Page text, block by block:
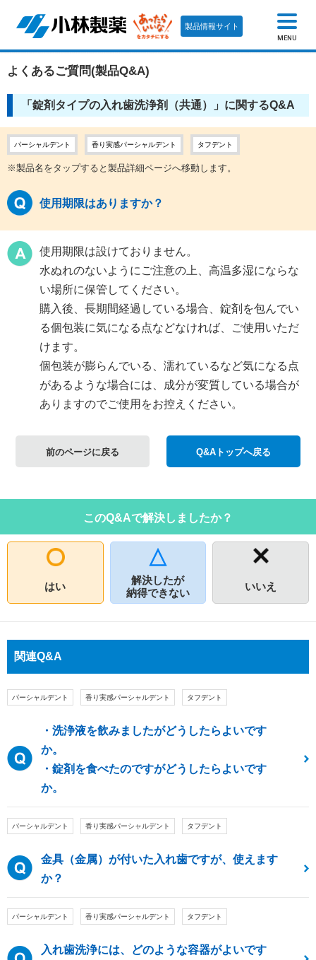
製品情報サイト
MENU
よくあるご質問(製品Q&A)
「錠剤タイプの入れ歯洗浄剤（共通）」に関するQ&A
パーシャルデント 香り実感パーシャルデント タフデント
※製品名をタップすると製品詳細ページへ移動します。
使用期限はありますか？
使用期限は設けておりません。
水ぬれのないようにご注意の上、高温多湿にならな
い場所に保管してください。
購入後、長期間経過している場合、錠剤を包んでい
る個包装に気になる点などなければ、ご使用いただ
けます。
個包装が膨らんでいる、濡れているなど気になる点
があるような場合には、成分が変質している場合が
ありますのでご使用をお控えください。
前のページに戻る Q&Aトップへ戻る
このQ&Aで解決しましたか？
はい
解決したが
納得できない
いいえ
関連Q&A
パーシャルデント 香り実感パーシャルデント タフデント
・洗浄液を飲みましたがどうしたらよいです
か。
・錠剤を食べたのですがどうしたらよいです
か。
パーシャルデント 香り実感パーシャルデント タフデント
金具（金属）が付いた入れ歯ですが、使えます
か？
パーシャルデント 香り実感パーシャルデント タフデント
入れ歯洗浄には、どのような容器がよいです